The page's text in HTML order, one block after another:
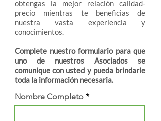
obtengas la mejor relación calidad-
precio mientras te beneficias de
nuestra vasta experiencia y
conocimientos.
Complete nuestro formulario para que
uno de nuestros Asociados se
comunique con usted y pueda brindarle
toda la información necesaria.
Nombre Completo